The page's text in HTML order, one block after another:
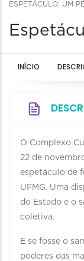
ESPETÁCULO: UM
INÍCIO
O Complexo
22 de
espetáculo de
UFMG. Uma
do Estado e o
coletiva.
E se fosse o
poderes das